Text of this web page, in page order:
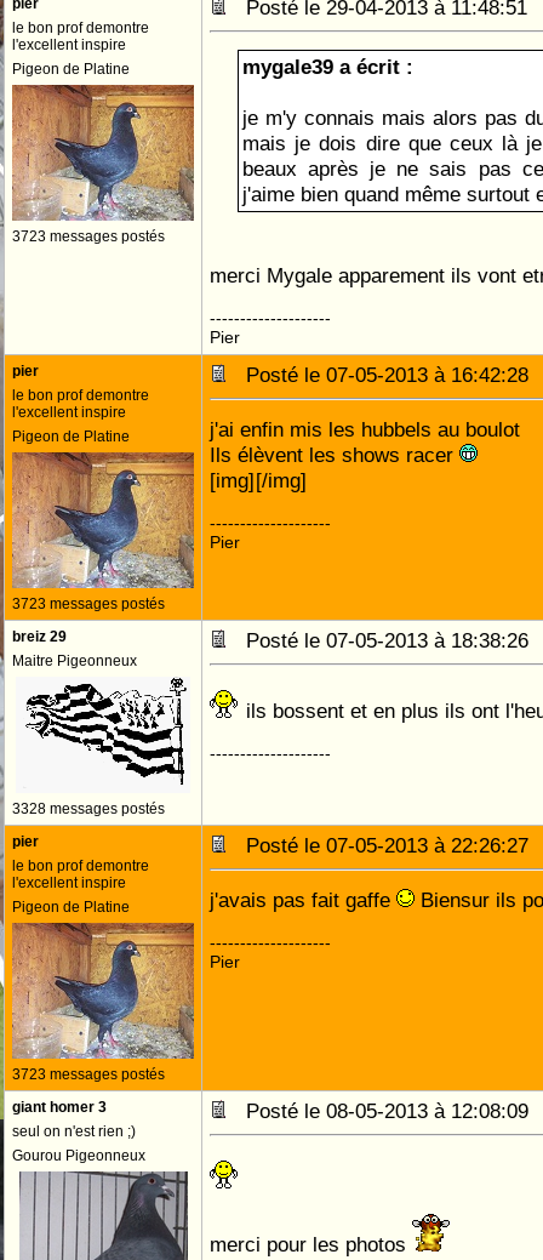
pier
le bon prof demontre
l'excellent inspire
Pigeon de Platine
3723 messages postés
Posté le 29-04-2013 à
mygale39 a écrit :
je m'y connais mais alors pas
mais je dois dire que ceux là
beaux après je ne sais pas
j'aime bien quand même surtout
merci Mygale apparement ils vont
--------------------
Pier
pier
le bon prof demontre
l'excellent inspire
Pigeon de Platine
3723 messages postés
Posté le 07-05-2013 à
j'ai enfin mis les hubbels au boulot
Ils élèvent les shows racer
[img][/img]
--------------------
Pier
breiz 29
Maitre Pigeonneux
3328 messages postés
Posté le 07-05-2013 à
ils bossent et en plus ils ont
--------------------
pier
le bon prof demontre
l'excellent inspire
Pigeon de Platine
3723 messages postés
Posté le 07-05-2013 à
j'avais pas fait gaffe Biensur ils
--------------------
Pier
giant homer 3
seul on n'est rien ;)
Gourou Pigeonneux
Posté le 08-05-2013 à
merci pour les photos